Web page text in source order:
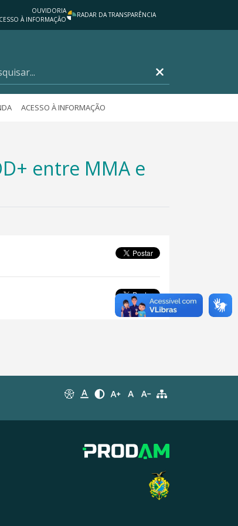
OUVIDORIA
À INFORMAÇÃO
RADAR DA TRANSPARÊNCIA
ACESSO À INFORMAÇÃO
entre MMA e